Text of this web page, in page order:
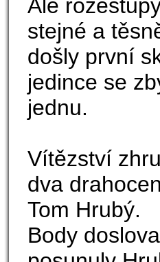
Ale
stejné a
došly první
jedince se
jednu.
Vítězství
dva
Tom Hrubý.
Body